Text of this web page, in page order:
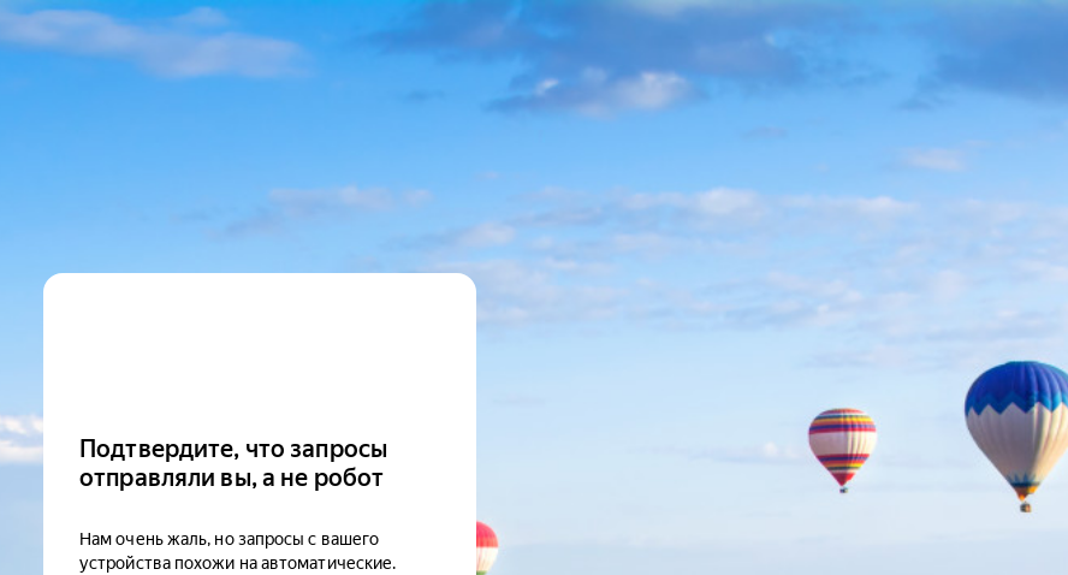
Подтвердите, что запросы
отправляли вы, а не робот
Нам очень жаль, но запросы с вашего
устройства похожи на автоматические.